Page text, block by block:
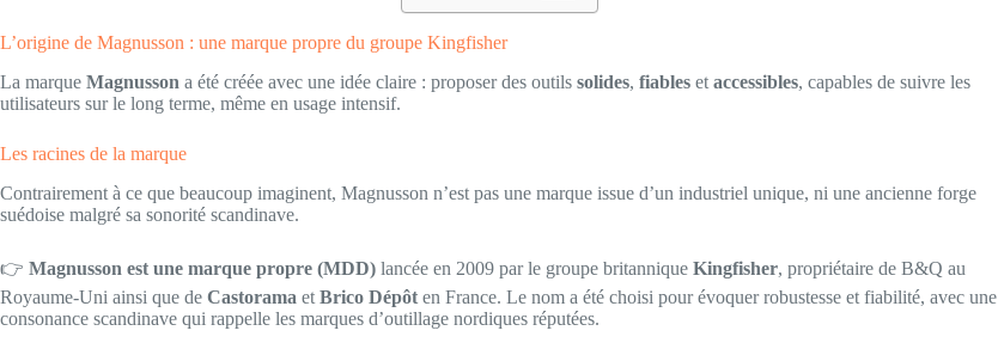
L’origine de Magnusson : une marque propre du groupe Kingfisher
La marque Magnusson a été créée avec une idée claire : proposer des outils solides, fiables et accessibles, capables de suivre les
utilisateurs sur le long terme, même en usage intensif.
Les racines de la marque
Contrairement à ce que beaucoup imaginent, Magnusson n’est pas une marque issue d’un industriel unique, ni une ancienne forge
suédoise malgré sa sonorité scandinave.
👉 Magnusson est une marque propre (MDD) lancée en 2009 par le groupe britannique Kingfisher, propriétaire de B&Q au
Royaume-Uni ainsi que de Castorama et Brico Dépôt en France. Le nom a été choisi pour évoquer robustesse et fiabilité, avec une
consonance scandinave qui rappelle les marques d’outillage nordiques réputées.